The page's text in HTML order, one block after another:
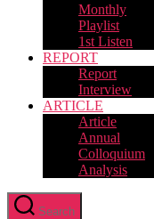
Monthly
Playlist
1st Listen
REPORT
Report
Interview
ARTICLE
Article
Annual
Colloquium
Analysis
Search